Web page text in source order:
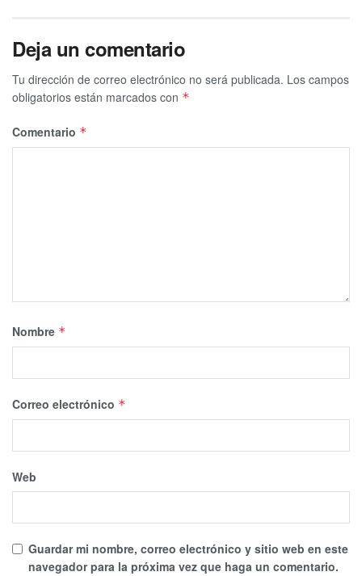
Deja un comentario
Tu dirección de correo electrónico no será publicada. Los campos
obligatorios están marcados con *
Comentario *
Nombre *
Correo electrónico *
Web
Guardar mi nombre, correo electrónico y sitio web en este
navegador para la próxima vez que haga un comentario.